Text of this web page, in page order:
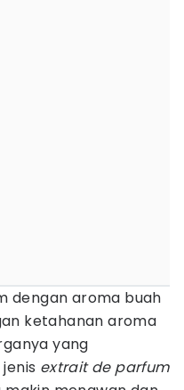
dengan aroma buah
ketahanan aroma
yang
extrait de parfum